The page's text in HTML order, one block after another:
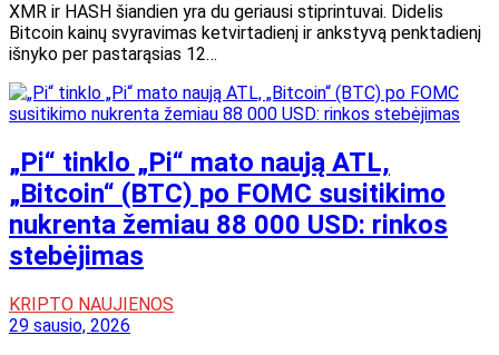
XMR ir HASH šiandien yra du geriausi stiprintuvai. Didelis
Bitcoin kainų svyravimas ketvirtadienį ir ankstyvą penktadienį
išnyko per pastarąsias 12…
„Pi“ tinklo „Pi“ mato naują ATL,
„Bitcoin“ (BTC) po FOMC susitikimo
nukrenta žemiau 88 000 USD: rinkos
stebėjimas
KRIPTO NAUJIENOS
29 sausio, 2026